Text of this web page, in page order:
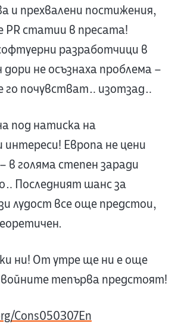
и прехвалени постижения,
PR статии в пресата!
разработчици в
не осъзнаха проблема –
го почувстват… изотзад…
под натиска на
Европа не цени
в голяма степен заради
Последният шанс за
лудост все още предстои,
ни! От утре ще ни е още
тепърва предстоят!
Cons050307En